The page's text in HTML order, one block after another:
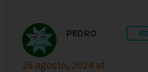
PEDRO
26 agosto, 2024 at